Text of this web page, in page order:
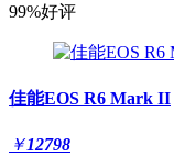
99%好评
佳能EOS R6 Mark II
￥12798